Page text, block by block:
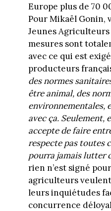
Europe plus de 70
Pour Mikaël Gonin,
Jeunes Agriculteurs
mesures sont
avec ce qui est
producteurs
des normes
être animal, des
environnementales,
avec ça. Seulement,
accepte de faire
respecte pas toutes
pourra jamais lutter
rien n’est signé
agriculteurs
leurs inquiétudes
concurrence